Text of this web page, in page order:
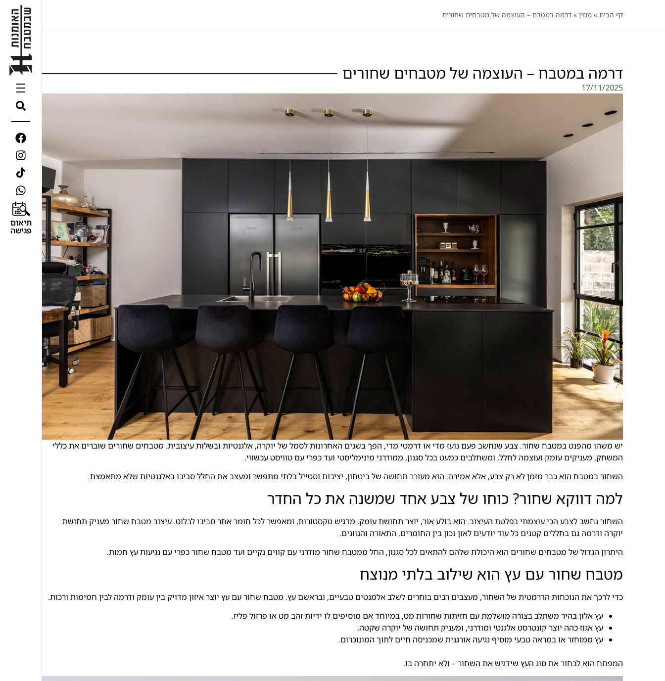
תיאום
פגישה
דף הבית » מגזין » דרמה במטבח – העוצמה של מטבחים שחורים
דרמה במטבח – העוצמה של מטבחים שחורים
17/11/2025
יש משהו מהפנט במטבח שחור. צבע שנחשב פעם נועז מדי או דרמטי מדי, הפך בשנים האחרונות לסמל של יוקרה, אלגנטיות ובשלות עיצובית. מטבחים שחורים שוברים את כללי
המשחק, מעניקים עומק ועוצמה לחלל, ומשתלבים כמעט בכל סגנון, ממודרני מינימליסטי ועד כפרי עם טוויסט עכשווי.
השחור במטבח הוא כבר מזמן לא רק צבע, אלא אמירה. הוא מעורר תחושה של ביטחון, יציבות וסטייל בלתי מתפשר ומעצב את החלל סביבו באלגנטיות שלא מתאמצת.
למה דווקא שחור? כוחו של צבע אחד שמשנה את כל החדר
השחור נחשב לצבע הכי עוצמתי בפלטת העיצוב. הוא בולע אור, יוצר תחושת עומק, מדגיש טקסטורות, ומאפשר לכל חומר אחר סביבו לבלוט. עיצוב מטבח שחור מעניק תחושת
יוקרה ודרמה גם בחללים קטנים כל עוד יודעים לאזן נכון בין החומרים, התאורה והגוונים.
היתרון הגדול של מטבחים שחורים הוא היכולת שלהם להתאים לכל סגנון, החל ממטבח שחור מודרני עם קווים נקיים ועד מטבח שחור כפרי עם נגיעות עץ חמות.
מטבח שחור עם עץ הוא שילוב בלתי מנוצח
כדי לרכך את הנוכחות הדרמטית של השחור, מעצבים רבים בוחרים לשלב אלמנטים טבעיים, ובראשם עץ. מטבח שחור עם עץ יוצר איזון מדויק בין עומק ודרמה לבין חמימות ורכות.
עץ אלון בהיר משתלב בצורה מושלמת עם חזיתות שחורות מט, במיוחד אם מוסיפים לו ידיות זהב מט או פרזול פליז.
עץ אגוז כהה יוצר קונטרסט אלגנטי ומודרני, ומעניק תחושה של יוקרה שקטה.
עץ ממוחזר או במראה טבעי מוסיף נגיעה אורגנית שמכניסה חיים לתוך המונוכרום.
המפתח הוא לבחור את סוג העץ שידגיש את השחור – ולא יתחרה בו.